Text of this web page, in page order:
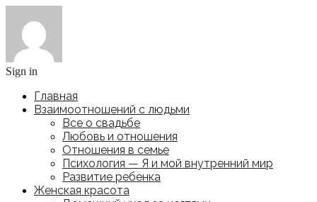
Sign in
Главная
Взаимоотношений с людьми
Все о свадьбе
Любовь и отношения
Отношения в семье
Психология — Я и мой внутренний мир
Развитие ребенка
Женская красота